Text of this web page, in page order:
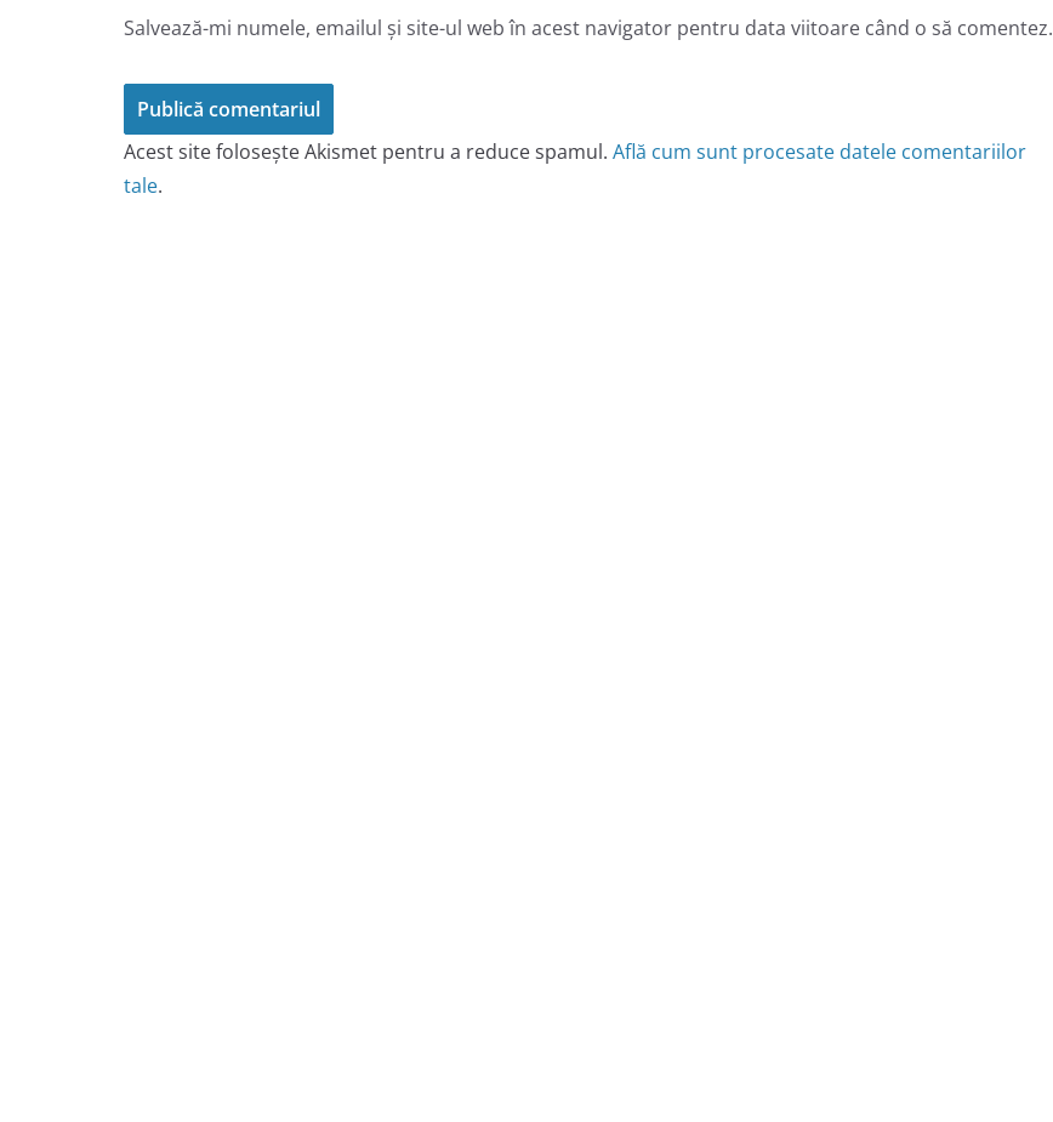
Salvează-mi numele, emailul și site-ul web în acest navigator pentru data viitoare când o să comentez.
Acest site folosește Akismet pentru a reduce spamul. Află cum sunt procesate datele comentariilor
tale.